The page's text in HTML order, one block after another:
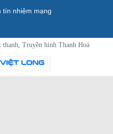
thanh, Truyền hình Thanh Hoá